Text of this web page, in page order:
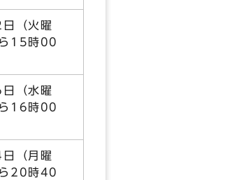
（火曜
15時00
（水曜
16時00
（月曜
20時40